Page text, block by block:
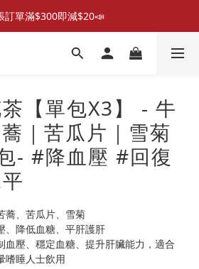
訂單滿$300即減$20📣
訂單滿$300即減$20📣
禮禮物 滿件再折優惠🎉
訂單滿$300即減$20📣
【單包X3】 - 牛
｜苦瓜片｜雪菊
- #降血壓 #回復
蕎、苦瓜片、雪菊
、降低血糖、平肝護肝
血壓、穩定血糖、提升肝臟能力，適合
嗜睡人士飲用